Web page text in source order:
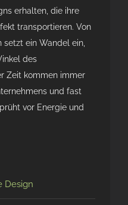
erhalten, die ihre
transportieren. Von
ein Wandel ein,
des
Zeit kommen immer
und fast
vor Energie und
Design